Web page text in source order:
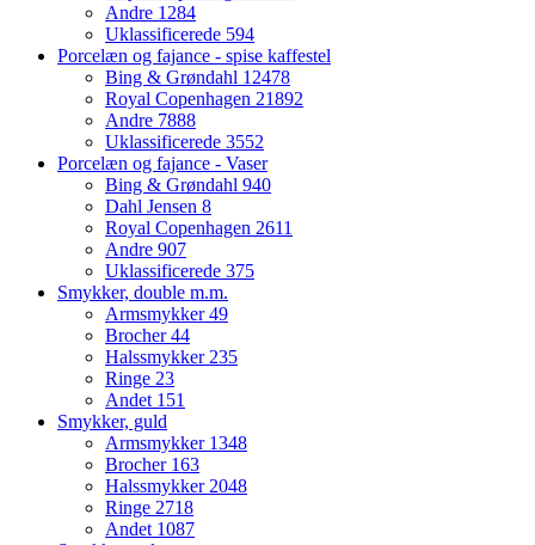
Andre 1284
Uklassificerede 594
Porcelæn og fajance - spise kaffestel
Bing & Grøndahl 12478
Royal Copenhagen 21892
Andre 7888
Uklassificerede 3552
Porcelæn og fajance - Vaser
Bing & Grøndahl 940
Dahl Jensen 8
Royal Copenhagen 2611
Andre 907
Uklassificerede 375
Smykker, double m.m.
Armsmykker49
Brocher44
Halssmykker235
Ringe 23
Andet 151
Smykker, guld
Armsmykker 1348
Brocher 163
Halssmykker2048
Ringe 2718
Andet 1087